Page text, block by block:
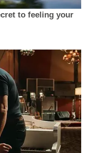
to feeling your